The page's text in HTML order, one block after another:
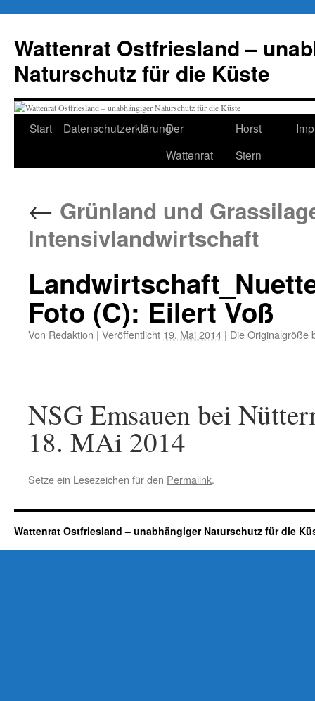
springen
Wattenrat Ostfriesland –
Naturschutz für die Küste
Start DatenschutzerklärungDer
Wattenrat
Horst
Stern
← Grünland und
Intensivlandwirtschaft
Foto (C): Eilert Voß
Von Redaktion | Veröffentlicht 19. Mai 2014 | Die Originalgröße
NSG Emsauen bei
18. MAi 2014
Setze ein Lesezeichen für den Permalink.
Wattenrat Ostfriesland – unabhängiger Naturschutz für die